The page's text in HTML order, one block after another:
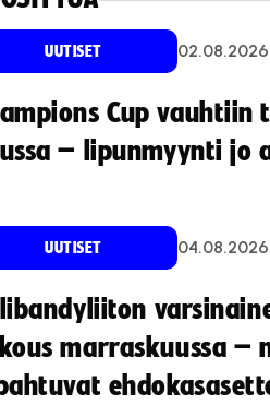
UUTISET 02.08.2026
Cup vauhtiin
– lipunmyynti jo
UUTISET 04.08.2026
marraskuussa –